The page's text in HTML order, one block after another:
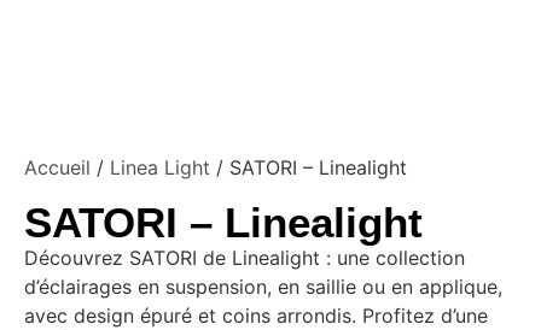
Accueil / Linea Light / SATORI – Linealight
SATORI – Linealight
Découvrez SATORI de Linealight : une collection
d’éclairages en suspension, en saillie ou en applique,
avec design épuré et coins arrondis. Profitez d’une